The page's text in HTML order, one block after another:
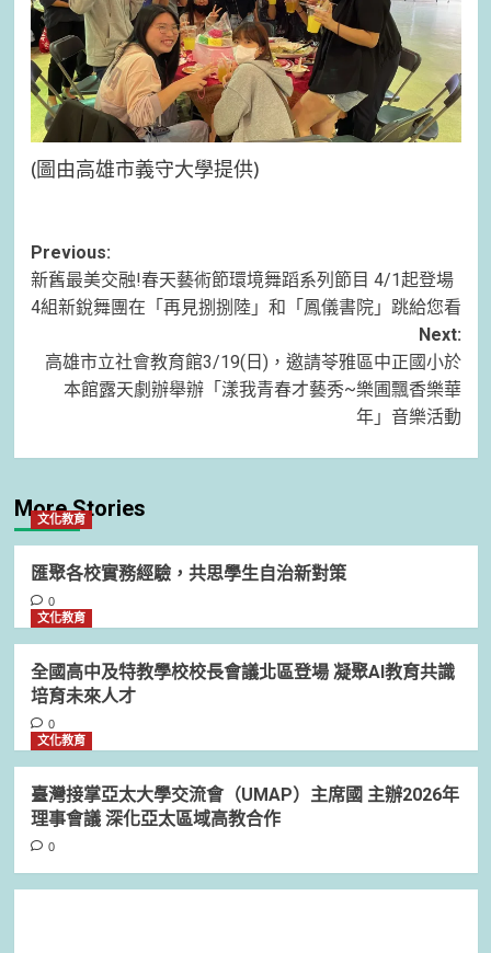
(圖由高雄市義守大學提供)
Post
navigation
Previous:
新舊最美交融!春天藝術節環境舞蹈系列節目 4/1起登場
4組新銳舞團在「再見捌捌陸」和「鳳儀書院」跳給您看
Next:
高雄市立社會教育館3/19(日)，邀請苓雅區中正國小於
本館露天劇辦舉辦「漾我青春才藝秀~樂圃飄香樂華
年」音樂活動
More Stories
文化教育
匯聚各校實務經驗，共思學生自治新對策
0
文化教育
全國高中及特教學校校長會議北區登場 凝聚AI教育共識
培育未來人才
0
文化教育
臺灣接掌亞太大學交流會（UMAP）主席國 主辦2026年
理事會議 深化亞太區域高教合作
0